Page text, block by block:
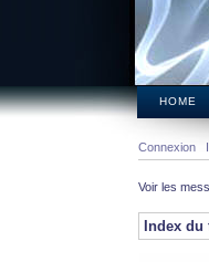
HOME
Connexion
Voir les
Index du